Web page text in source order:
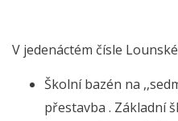
V jedenáctém čísle
Školní bazén na
přestavba . Základní